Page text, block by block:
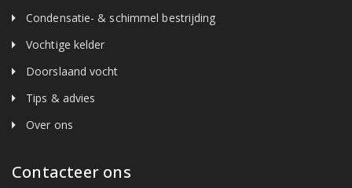
Condensatie- & schimmel bestrijding
Vochtige kelder
Doorslaand vocht
Tips & advies
Over ons
Contacteer ons